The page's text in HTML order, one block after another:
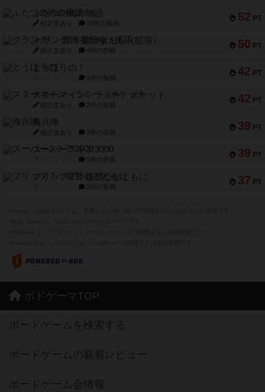
52 PT
ふたつの街の物語
紹介文あり 18件の投稿
50 PT
クランク! ：冒険者たち（拡張）
紹介文あり 4件の投稿
42 PT
とうほうの！
1件の投稿
42 PT
スターマイン・ラミー ポケット
紹介文あり 2件の投稿
39 PT
海兵隊
紹介文あり 1件の投稿
39 PT
スーパーストア3000
1件の投稿
37 PT
フリップ７：復讐心とともに
2件の投稿
ボドゲーマTOP
ボードゲームを検索する
ボードゲームの新着レビュー
ボードゲーム会情報